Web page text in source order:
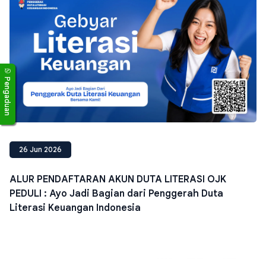
26 Jun 2026
ALUR PENDAFTARAN AKUN DUTA LITERASI OJK
PEDULI : Ayo Jadi Bagian dari Penggerah Duta
Literasi Keuangan Indonesia
Pengaduan